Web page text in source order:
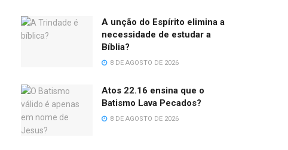
A unção do Espírito elimina a
necessidade de estudar a
Bíblia?
8 DE AGOSTO DE 2026
Atos 22.16 ensina que o
Batismo Lava Pecados?
8 DE AGOSTO DE 2026